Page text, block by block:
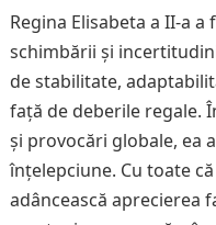
Regina Elisabeta a II-a
schimbării și
de stabilitate,
față de deberile regale.
și provocări globale, ea
înțelepciune. Cu toate
adâncească aprecierea